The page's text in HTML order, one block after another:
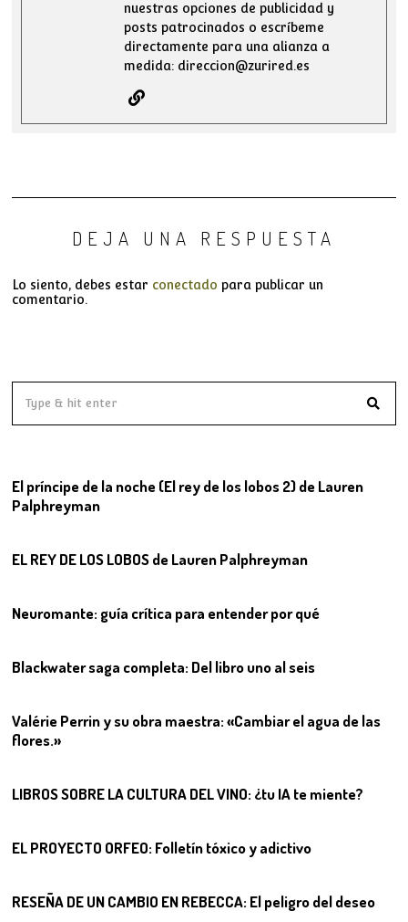
nuestras opciones de publicidad y
posts patrocinados o escríbeme
directamente para una alianza a
medida: direccion@zurired.es
DEJA UNA RESPUESTA
Lo siento, debes estar conectado para publicar un
comentario.
El príncipe de la noche (El rey de los lobos 2) de Lauren
Palphreyman
EL REY DE LOS LOBOS de Lauren Palphreyman
Neuromante: guía crítica para entender por qué
Blackwater saga completa: Del libro uno al seis
Valérie Perrin y su obra maestra: «Cambiar el agua de las
flores.»
LIBROS SOBRE LA CULTURA DEL VINO: ¿tu IA te miente?07
EL PROYECTO ORFEO: Folletín tóxico y adictivo
RESEÑA DE UN CAMBIO EN REBECCA: El peligro del deseo
09